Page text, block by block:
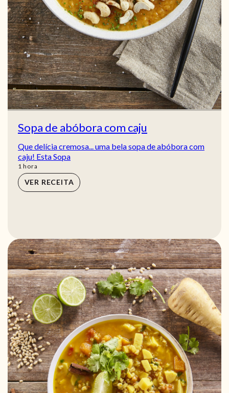
Sopa de abóbora com caju
Que delícia cremosa... uma bela sopa de abóbora com
caju! Esta Sopa
1 hora
hora
VER RECEITA